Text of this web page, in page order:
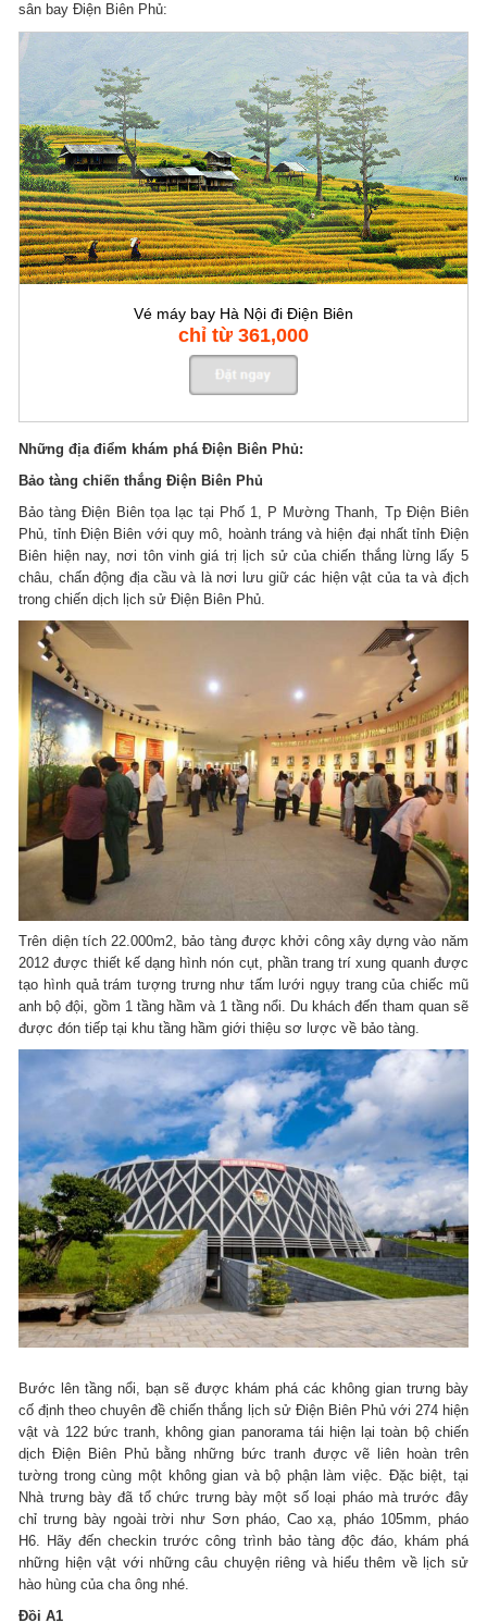
sân bay Điện Biên Phủ:
Vé máy bay Hà Nội đi Điện Biên
chỉ từ 361,000
Những địa điểm khám phá Điện Biên Phủ:
Bảo tàng chiến thắng Điện Biên Phủ
Bảo tàng Điện Biên tọa lạc tại Phố 1, P Mường Thanh, Tp Điện Biên
Phủ, tỉnh Điện Biên với quy mô, hoành tráng và hiện đại nhất tỉnh Điện
Biên hiện nay, nơi tôn vinh giá trị lịch sử của chiến thắng lừng lấy 5
châu, chấn động địa cầu và là nơi lưu giữ các hiện vật của ta và địch
trong chiến dịch lịch sử Điện Biên Phủ.
Trên diện tích 22.000m2, bảo tàng được khởi công xây dựng vào năm
2012 được thiết kế dạng hình nón cụt, phần trang trí xung quanh được
tạo hình quả trám tượng trưng như tấm lưới ngụy trang của chiếc mũ
anh bộ đội, gồm 1 tầng hầm và 1 tầng nổi. Du khách đến tham quan sẽ
được đón tiếp tại khu tầng hầm giới thiệu sơ lược về bảo tàng.
Bước lên tầng nổi, bạn sẽ được khám phá các không gian trưng bày
cố định theo chuyên đề chiến thắng lịch sử Điện Biên Phủ với 274 hiện
vật và 122 bức tranh, không gian panorama tái hiện lại toàn bộ chiến
dịch Điện Biên Phủ bằng những bức tranh được vẽ liên hoàn trên
tường trong cùng một không gian và bộ phận làm việc. Đặc biệt, tại
Nhà trưng bày đã tổ chức trưng bày một số loại pháo mà trước đây
chỉ trưng bày ngoài trời như Sơn pháo, Cao xạ, pháo 105mm, pháo
H6. Hãy đến checkin trước công trình bảo tàng độc đáo, khám phá
những hiện vật với những câu chuyện riêng và hiểu thêm về lịch sử
hào hùng của cha ông nhé.
Đồi A1